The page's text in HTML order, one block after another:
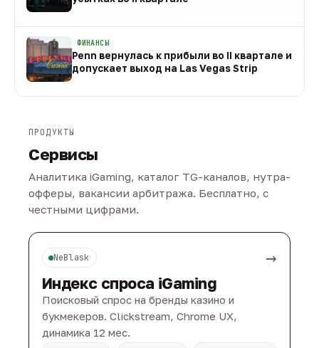
ФИНАНСЫ
Penn вернулась к прибыли во II квартале и
допускает выход на Las Vegas Strip
ПРОДУКТЫ
Сервисы
Аналитика iGaming, каталог TG-каналов, нутра-
офферы, вакансии арбитража. Бесплатно, с
честными цифрами.
NeBlask →
Индекс спроса iGaming
Поисковый спрос на бренды казино и
букмекеров. Clickstream, Chrome UX,
динамика 12 мес.